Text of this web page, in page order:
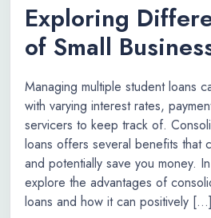
Exploring
of Small
Managing multiple student loans
with varying interest rates,
servicers to keep track of.
loans offers several benefits that
and potentially save you money.
explore the advantages of
loans and how it can positively […]